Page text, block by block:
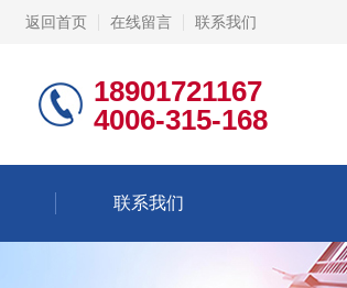
返回首页 在线留言 联系我们
18901721167
4006-315-168
联系我们